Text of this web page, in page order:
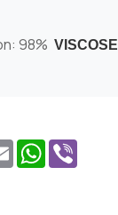
98% VISCOSE
EmailWhatsApp